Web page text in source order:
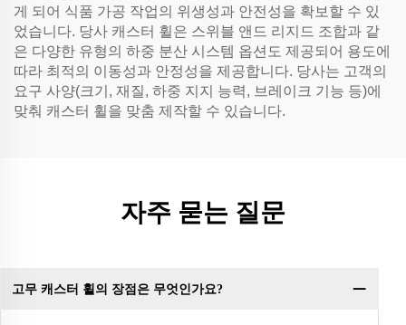
게 되어 식품 가공 작업의 위생성과 안전성을 확보할 수 있
었습니다. 당사 캐스터 휠은 스위블 앤드 리지드 조합과 같
은 다양한 유형의 하중 분산 시스템 옵션도 제공되어 용도에
따라 최적의 이동성과 안정성을 제공합니다. 당사는 고객의
요구 사양(크기, 재질, 하중 지지 능력, 브레이크 기능 등)에
맞춰 캐스터 휠을 맞춤 제작할 수 있습니다.
자주 묻는 질문
고무 캐스터 휠의 장점은 무엇인가요?